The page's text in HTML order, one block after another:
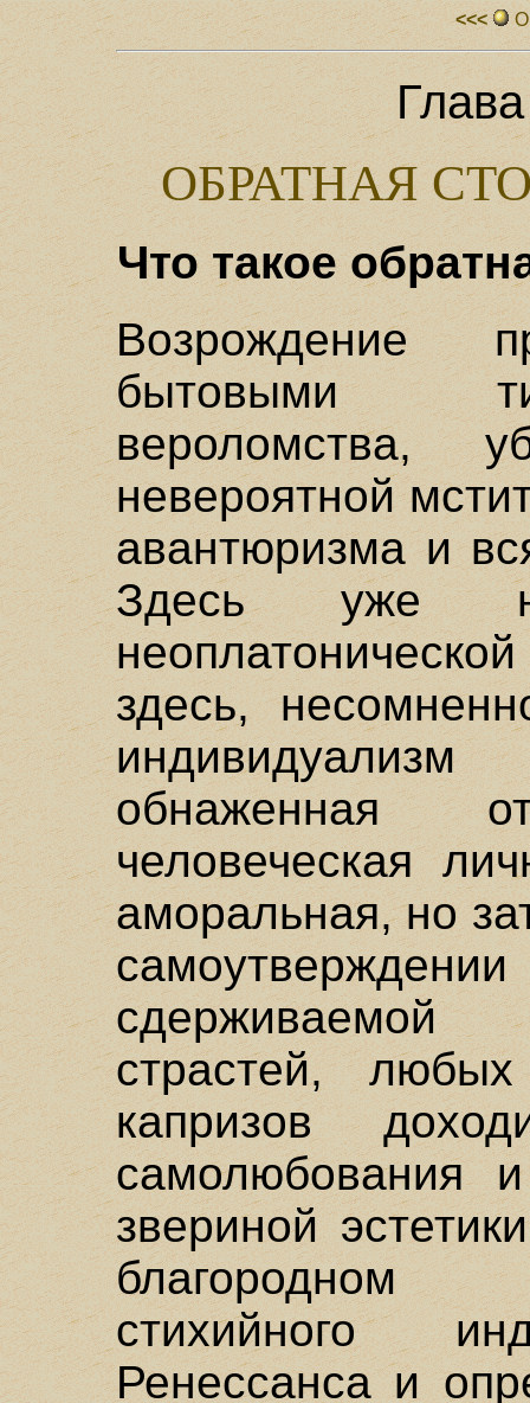
<<<
ОБРАТНАЯ
Что такое
Возрождение
бытовыми
вероломства,
невероятной
авантюризма и
Здесь уже
здесь,
обнаженная
человеческая
аморальная, но
сдерживаемой
страстей,
капризов
самолюбования
звериной
благородном
стихийного
Ренессанса и